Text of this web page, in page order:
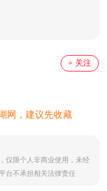
+ 关注
网，建议先收藏
仅限个人非商业使用，未经
台不承担相关法律责任